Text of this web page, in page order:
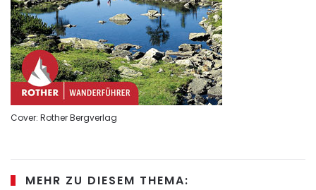
Cover: Rother Bergverlag
MEHR ZU DIESEM THEMA: